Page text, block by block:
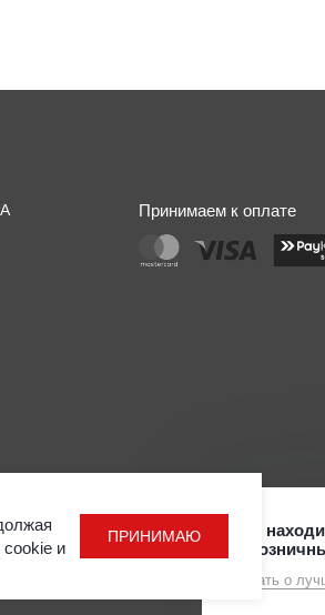
Вы
с
Узнать о
Принимаем к оплате
cookie и
ПРИНИМАЮ